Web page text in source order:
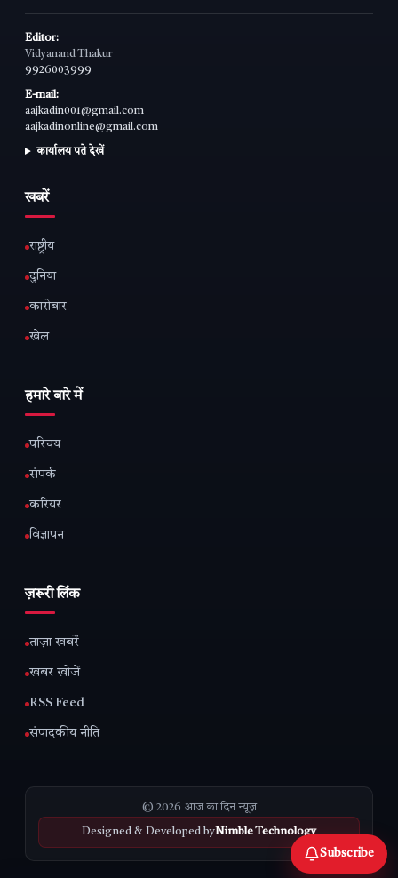
Editor:
Vidyanand Thakur
9926003999
E-mail:
aajkadin001@gmail.com
aajkadinonline@gmail.com
कार्यालय पते देखें
खबरें
राष्ट्रीय
दुनिया
कारोबार
खेल
हमारे बारे में
परिचय
संपर्क
करियर
विज्ञापन
ज़रूरी लिंक
ताज़ा खबरें
खबर खोजें
RSS Feed
संपादकीय नीति
© 2026 आज का दिन न्यूज़
Designed & Developed byNimble Technology
Subscribe